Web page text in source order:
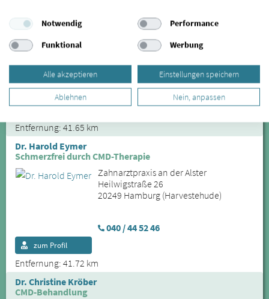
Stellungskorrekturen, Training, Muskelentspannung
Physiotherapie in der Schanze
Altonaer Straße 61
040 – 492 228 88
Entfernung: 41.65 km
zum Profil
Dr. Harold Eymer
Schmerzfrei durch CMD-Therapie
Zahnarztpraxis an der Alster
Heilwigstraße 26
20249 Hamburg (Harvestehude)
040 / 44 52 46
Entfernung: 41.72 km
zum Profil
Dr. Christine Kröber
CMD-Behandlung
Notwendig
Performance
Funktional
Werbung
Alle akzeptieren Einstellungen speichern
Ablehnen Nein, anpassen